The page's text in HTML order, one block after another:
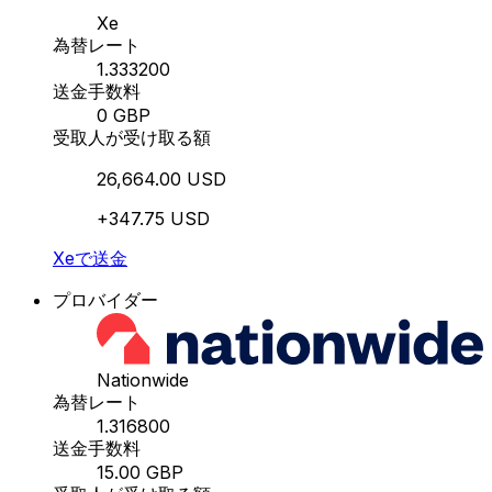
Xe
為替レート
1.333200
送金手数料
0 GBP
受取人が受け取る額
26,664.00 USD
+347.75 USD
Xeで送金
プロバイダー
Nationwide
為替レート
1.316800
送金手数料
15.00 GBP